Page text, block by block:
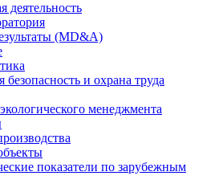
деятельность
(MD&A)
и охрана труда
менеджмента
показатели по зарубежным